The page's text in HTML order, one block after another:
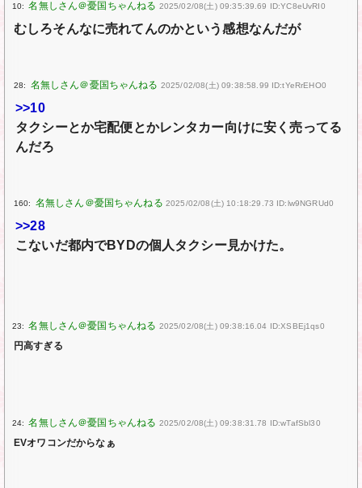
10: 2025/02/08(土) 09:35:39.69 ID:YC8eUvRI0
むしろそんなに売れてんのかという感想なんだが
28: 2025/02/08(土) 09:38:58.99 ID:tYeRrEHO0
>>10
タクシーとか宅配便とかレンタカー向けに安く売ってる
んだろ
160: 2025/02/08(土) 10:18:29.73 ID:lw9NGRUd0
>>28
こないだ都内でBYDの個人タクシー見かけた。
23: 2025/02/08(土) 09:38:16.04 ID:XSBEj1qs0
円高すぎる
24: 2025/02/08(土) 09:38:31.78 ID:wTafSbl30
EVオワコンだからなぁ